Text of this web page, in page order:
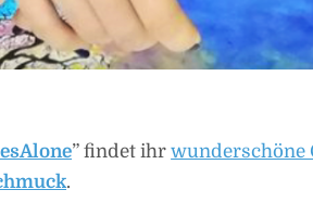
” findet ihrwunderschöne
.